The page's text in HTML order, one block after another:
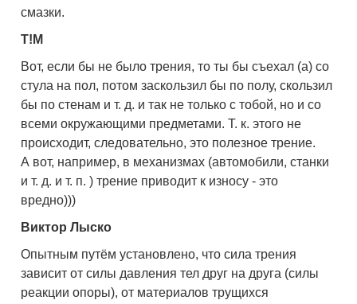
смазки.
T!M
Вот, если бы не было трения, то ты бы съехал (а) со
стула на пол, потом заскользил бы по полу, скользил
бы по стенам и т. д. и так не только с тобой, но и со
всеми окружающими предметами. Т. к. этого не
происходит, следовательно, это полезное трение.
А вот, например, в механизмах (автомобили, станки
и т. д. и т. п. ) трение приводит к износу - это
вредно)))
Виктор Лыско
Опытным путём установлено, что сила трения
зависит от силы давления тел друг на друга (силы
реакции опоры), от материалов трущихся